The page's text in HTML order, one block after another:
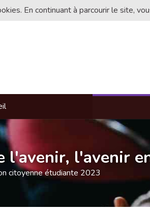
En continuant à parcourir le site,
l'avenir, l'avenir
citoyenne étudiante 2023